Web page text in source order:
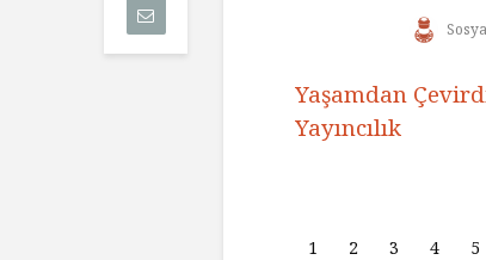
Yaşamdan
Yayıncılık
1 2 3 4 5